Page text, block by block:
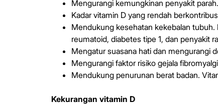
Mengurangi kemungkinan penyakit
Kadar vitamin D yang rendah
Mendukung kesehatan kekebalan
reumatoid, diabetes tipe 1, dan penyakit
Mengatur suasana hati dan mengurangi
Mengurangi faktor risiko gejala
Mendukung penurunan berat badan.
Kekurangan vitamin D